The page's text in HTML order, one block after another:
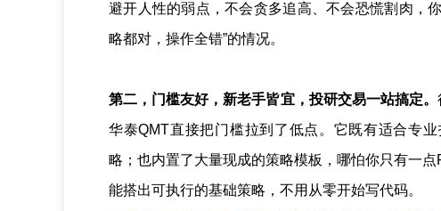
避开人性的弱点，不会贪多追高、不会恐慌割肉，
略都对，操作全错”的情况。
第二，门槛友好，新老手皆宜，投研交易一站搞定。
华泰QMT直接把门槛拉到了低点。它既有适合专
略；也内置了大量现成的策略模板，哪怕你只有一
能搭出可执行的基础策略，不用从零开始写代码。